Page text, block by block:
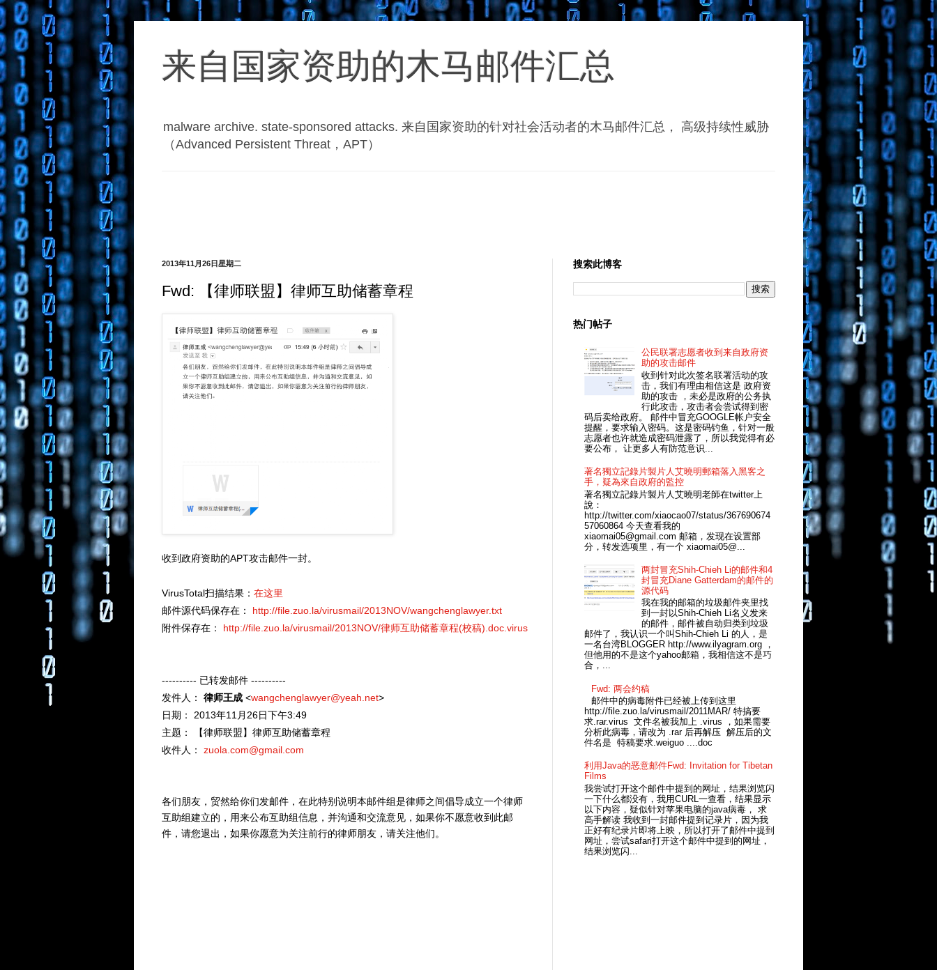
来自国家资助的木马邮件汇总
malware archive. state-sponsored attacks. 来自国家资助的针对社会活动者的木马邮件汇总， 高级持续性威胁
（Advanced Persistent Threat，APT）
2013年11月26日星期二
Fwd: 【律师联盟】律师互助储蓄章程
收到政府资助的APT攻击邮件一封。
VirusTotal扫描结果： 在这里
邮件源代码保存在： http://file.zuo.la/virusmail/2013NOV/wangchenglawyer.txt
附件保存在：
http://file.zuo.la/virusmail/2013NOV/律师互助储蓄章程(校稿).doc.virus
---------- 已转发邮件 ----------
发件人： 律师王成 <wangchenglawyer@yeah.net>
日期： 2013年11月26日下午3:49
主题： 【律师联盟】律师互助储蓄章程
收件人： zuola.com@gmail.com
各们朋友，贸然给你们发邮件，在此特别说明本邮件组是律师之间倡导成立一个律师
互助组建立的，用来公布互助组信息，并沟通和交流意见，如果你不愿意收到此邮
件，请您退出，如果你愿意为关注前行的律师朋友，请关注他们。
搜索此博客
热门帖子
公民联署志愿者收到来自政府资
助的攻击邮件
收到针对此次签名联署活动的攻
击，我们有理由相信这是 政府资
助的攻击 ，未必是政府的公务执
行此攻击，攻击者会尝试得到密
码后卖给政府。 邮件中冒充GOOGLE帐户安全
提醒，要求输入密码。这是密码钓鱼，针对一般
志愿者也许就造成密码泄露了，所以我觉得有必
要公布， 让更多人有防范意识...
著名獨立記錄片製片人艾曉明郵箱落入黑客之
手，疑為來自政府的監控
著名獨立記錄片製片人艾曉明老師在twitter上
說：
http://twitter.com/xiaocao07/status/367690674
57060864 今天查看我的
xiaomai05@gmail.com 邮箱，发现在设置部
分，转发选项里，有一个 xiaomai05@...
两封冒充Shih-Chieh Li的邮件和4
封冒充Diane Gatterdam的邮件的
源代码
我在我的邮箱的垃圾邮件夹里找
到一封以Shih-Chieh Li名义发来
的邮件，邮件被自动归类到垃圾
邮件了，我认识一个叫Shih-Chieh Li 的人，是
一名台湾BLOGGER http://www.ilyagram.org ，
但他用的不是这个yahoo邮箱，我相信这不是巧
合，...
Fwd: 两会约稿
邮件中的病毒附件已经被上传到这里
http://file.zuo.la/virusmail/2011MAR/ 特搞要
求.rar.virus 文件名被我加上 .virus ，如果需要
分析此病毒，请改为 .rar 后再解压 解压后的文
件名是 特稿要求.weiguo ‮cod....
利用Java的恶意邮件Fwd: Invitation for Tibetan
Films
我尝试打开这个邮件中提到的网址，结果浏览闪
一下什么都没有，我用CURL一查看，结果显示
以下内容，疑似针对苹果电脑的java病毒， 求
高手解读 我收到一封邮件提到记录片，因为我
正好有纪录片即将上映，所以打开了邮件中提到
网址，尝试safari打开这个邮件中提到的网址，
结果浏览闪...